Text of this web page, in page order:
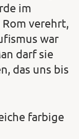
im
verehrt,
war
darf sie
das uns bis
farbige